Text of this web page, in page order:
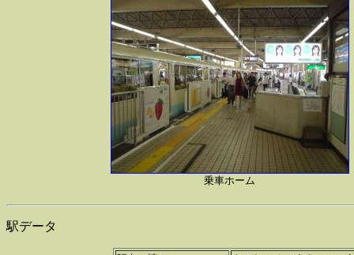
乗車ホーム
駅データ